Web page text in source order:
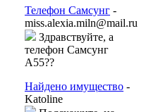
Телефон Самсунг -
miss.alexia.miln@mail.ru
Здравствуйте, а
телефон Самсунг
А55??
Найдено имущество -
Katoline